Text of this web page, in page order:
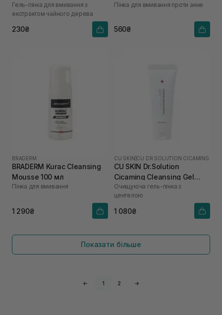
мл
Гель-пінка для вмивання з
екстрактом чайного дерева
230₴
100 мл
Пінка для вмивання проти акне
560₴
BRADERM
BRADERM Kurac Cleansing
Mousse 100 мл
Пінка для вмивання
1 290₴
CU SKIN CU DR.SOLUTION CICAMING
CU SKIN Dr.Solution
Cicaming Cleansing Gel
Foam 150 мл
Очищуюча гель-пінка з
центелою
1 080₴
Показати більше
← 1 2 →